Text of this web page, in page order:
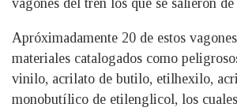
vagones del tren los que se salieron
Apróximadamente 20 de estos
materiales catalogados como
vinilo, acrilato de butilo, etilhexilo,
monobutílico de etilenglicol, los cuales